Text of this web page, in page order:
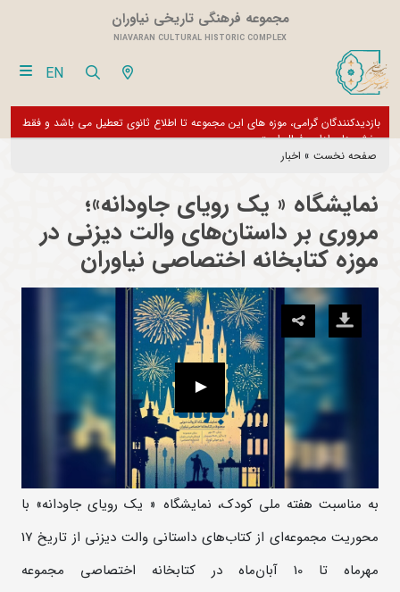
مجموعه فرهنگی تاریخی نیاوران
NIAVARAN CULTURAL HISTORIC COMPLEX
EN
بازدیدکنندگان گرامی، موزه های این مجموعه تا اطلاع ثانوی تعطیل می باشد و فقط
بخش های اداری فعال است
صفحه نخست » اخبار
نمایشگاه « یک رویای جاودانه»؛
مروری بر داستان‌های والت دیزنی در
موزه کتابخانه اختصاصی نیاوران
به مناسبت هفته ملی کودک، نمایشگاه « یک رویای جاودانه» با
محوریت مجموعه‌ای از کتاب‌های داستانی والت دیزنی از تاریخ 17
مهرماه تا 10 آبان‌ماه در کتابخانه اختصاصی مجموعه